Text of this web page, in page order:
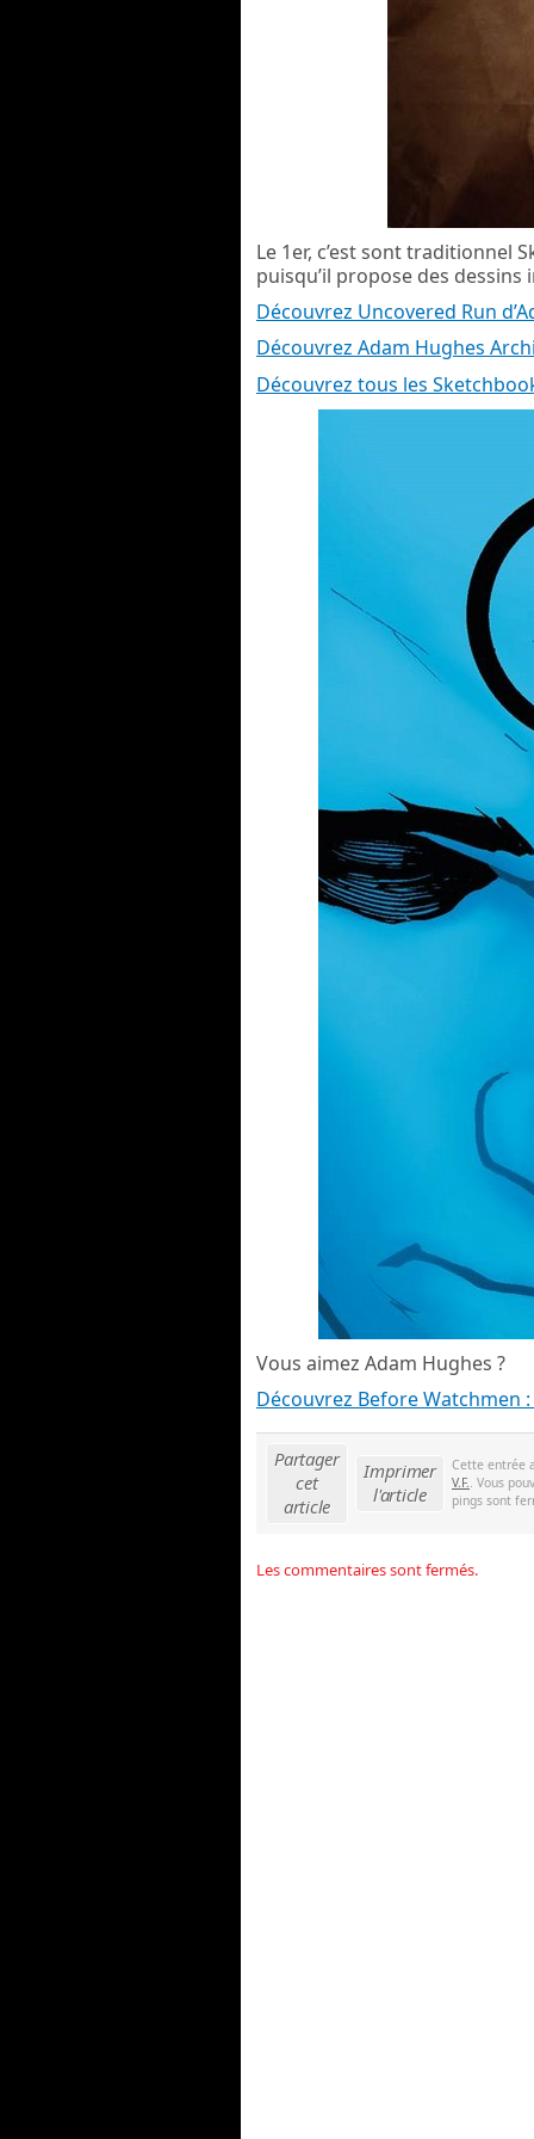
Le 1er, c’est sont traditionnel
puisqu’il propose des dessins
Découvrez Uncovered Run
Découvrez Adam Hughes
Découvrez tous les
Vous aimez Adam Hughes ?
Découvrez Before Watchmen
Partager
cet
article
Imprimer
l'article
Cette entrée
V.F.. Vous
pings sont
Les commentaires sont fermés.